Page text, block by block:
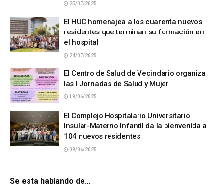
25/07/2025
El HUC homenajea a los cuarenta nuevos
residentes que terminan su formación en
el hospital
24/07/2025
El Centro de Salud de Vecindario organiza
las I Jornadas de Salud y Mujer
19/06/2025
El Complejo Hospitalario Universitario
Insular-Materno Infantil da la bienvenida a
104 nuevos residentes
09/06/2025
Se esta hablando de…